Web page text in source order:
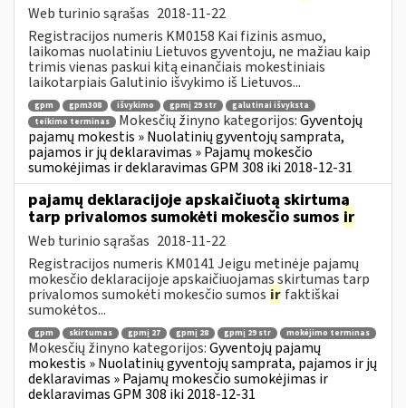
Web turinio sąrašas 2018-11-22
Registracijos numeris KM0158 Kai fizinis asmuo,
laikomas nuolatiniu Lietuvos gyventoju, ne mažiau kaip
trimis vienas paskui kitą einančiais mokestiniais
laikotarpiais Galutinio išvykimo iš Lietuvos...
gpm gpm308 išvykimo gpmį 29 str
galutinai išvyksta
teikimo terminas
Mokesčių žinyno kategorijos:Gyventojų
pajamų mokestis » Nuolatinių gyventojų samprata,
pajamos ir jų deklaravimas » Pajamų mokesčio
sumokėjimas ir deklaravimas GPM 308 iki 2018-12-31
pajamų deklaracijoje apskaičiuotą skirtumą
tarp privalomos sumokėti mokesčio sumos ir
Web turinio sąrašas 2018-11-22
Registracijos numeris KM0141 Jeigu metinėje pajamų
mokesčio deklaracijoje apskaičiuojamas skirtumas tarp
privalomos sumokėti mokesčio sumos ir faktiškai
sumokėtos...
gpm skirtumas gpmį 27 gpmį 28 gpmį 29 str mokėjimo terminas
Mokesčių žinyno kategorijos:Gyventojų pajamų
mokestis » Nuolatinių gyventojų samprata, pajamos ir jų
deklaravimas » Pajamų mokesčio sumokėjimas ir
deklaravimas GPM 308 iki 2018-12-31